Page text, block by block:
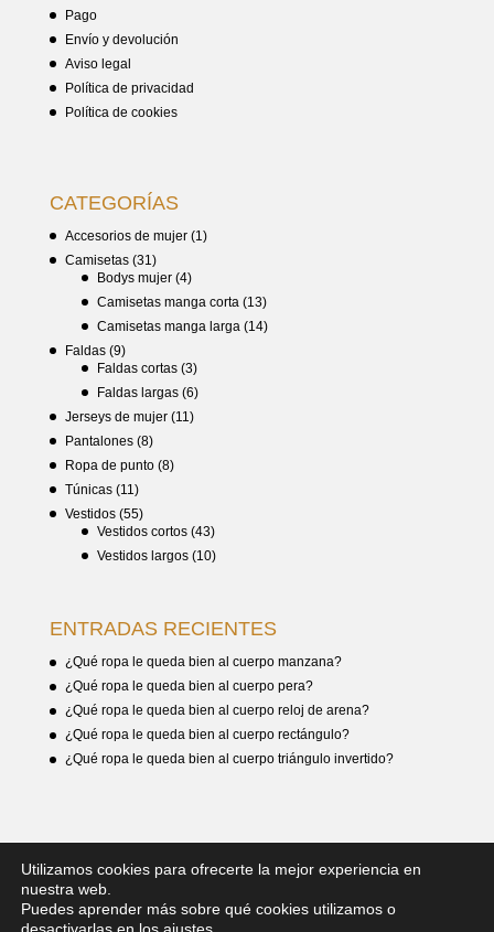
Pago
Envío y devolución
Aviso legal
Política de privacidad
Política de cookies
CATEGORÍAS
Accesorios de mujer (1)
Camisetas (31)
Bodys mujer (4)
Camisetas manga corta (13)
Camisetas manga larga (14)
Faldas (9)
Faldas cortas (3)
Faldas largas (6)
Jerseys de mujer (11)
Pantalones (8)
Ropa de punto (8)
Túnicas (11)
Vestidos (55)
Vestidos cortos (43)
Vestidos largos (10)
ENTRADAS RECIENTES
¿Qué ropa le queda bien al cuerpo manzana?
¿Qué ropa le queda bien al cuerpo pera?
¿Qué ropa le queda bien al cuerpo reloj de arena?
¿Qué ropa le queda bien al cuerpo rectángulo?
¿Qué ropa le queda bien al cuerpo triángulo invertido?
Utilizamos cookies para ofrecerte la mejor experiencia en
nuestra web.
Puedes aprender más sobre qué cookies utilizamos o